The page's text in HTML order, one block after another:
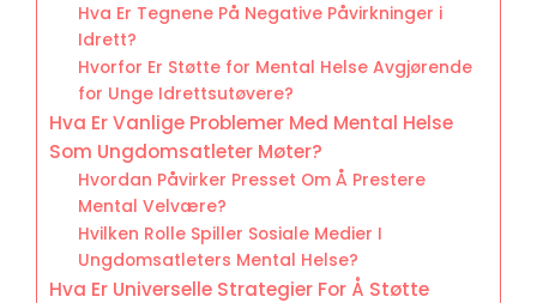
Hva Er Tegnene På Negative Påvirkninger i
Idrett?
Hvorfor Er Støtte for Mental Helse Avgjørende
for Unge Idrettsutøvere?
Hva Er Vanlige Problemer Med Mental Helse
Som Ungdomsatleter Møter?
Hvordan Påvirker Presset Om Å Prestere
Mental Velvære?
Hvilken Rolle Spiller Sosiale Medier I
Ungdomsatleters Mental Helse?
Hva Er Universelle Strategier For Å Støtte